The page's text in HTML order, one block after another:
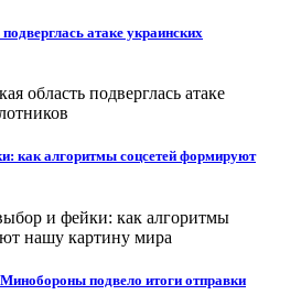
атаке украинских
как алгоритмы соцсетей формируют
подвело итоги отправки